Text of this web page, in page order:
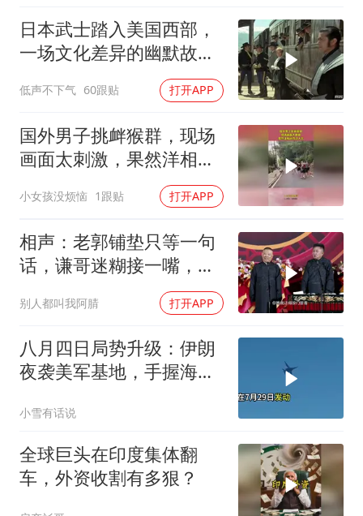
日本武士踏入美国西部，
一场文化差异的幽默故事
低声不下气 60跟贴 打开APP
国外男子挑衅猴群，现场
画面太刺激，果然洋相还
小女孩没烦恼 1跟贴 打开APP
相声：老郭铺垫只等一句
话，谦哥迷糊接一嘴，包
别人都叫我阿腈 打开APP
八月四日局势升级：伊朗
夜袭美军基地，手握海峡
小雪有话说
全球巨头在印度集体翻
车，外资收割有多狠？